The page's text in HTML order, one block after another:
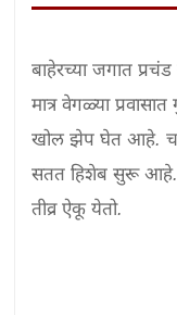
बाहेरच्या जगात
मात्र वेगळ्या
खोल झेप घेत आहे.
सतत हिशेब सुरू आहे.
तीव्र ऐकू येतो.